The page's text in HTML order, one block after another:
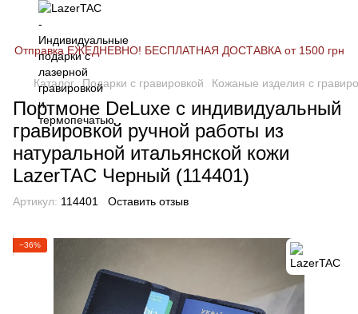
Отправка ЕЖЕДНЕВНО! БЕСПЛАТНАЯ ДОСТАВКА от 1500 грн
Каталог Подарки с гравировкой Кожаные изделия с
Портмоне DeLuxe с индивидуальный
гравировкой ручной работы из
натуральной итальянской кожи
LazerTAC Черный (114401)
Артикул: 114401 Оставить отзыв
−36%